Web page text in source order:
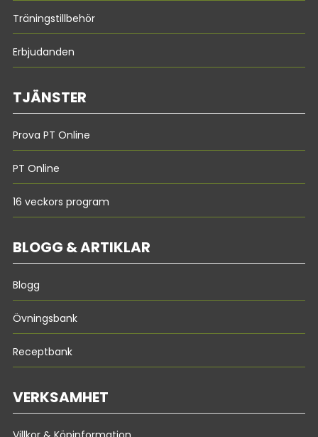
Träningstillbehör
Erbjudanden
TJÄNSTER
Prova PT Online
PT Online
16 veckors program
BLOGG & ARTIKLAR
Blogg
Övningsbank
Receptbank
VERKSAMHET